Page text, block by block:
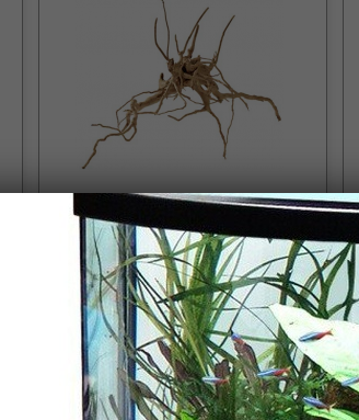
HOBBY Fingerwood S, 20 - 30 cm
Přírodní dekorativní kořen
265,00 Kč